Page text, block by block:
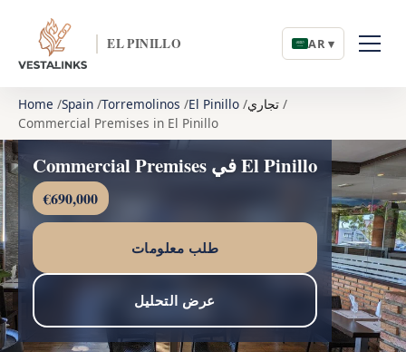
EL PINILLO AR ▾
Home Spain Torremolinos El Pinillo تجاري
Commercial Premises in El Pinillo
Commercial Premises في El Pinillo
€690,000
طلب معلومات
عرض التحليل